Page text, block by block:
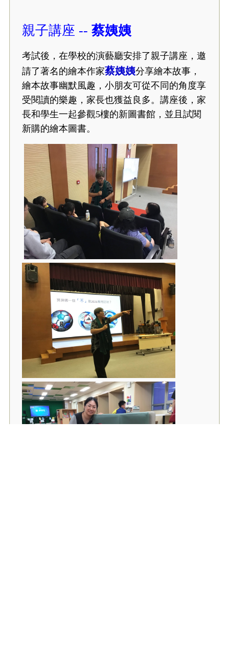
親子講座 -- 蔡姨姨
考試後，在學校的演藝廳安排了親子講座，邀
請了著名的繪本作家蔡姨姨分享繪本故事，
繪本故事幽默風趣，小朋友可從不同的角度享
受閱讀的樂趣，家長也獲益良多。講座後，家
長和學生一起參觀5樓的新圖書館，並且試閱
新購的繪本圖書。